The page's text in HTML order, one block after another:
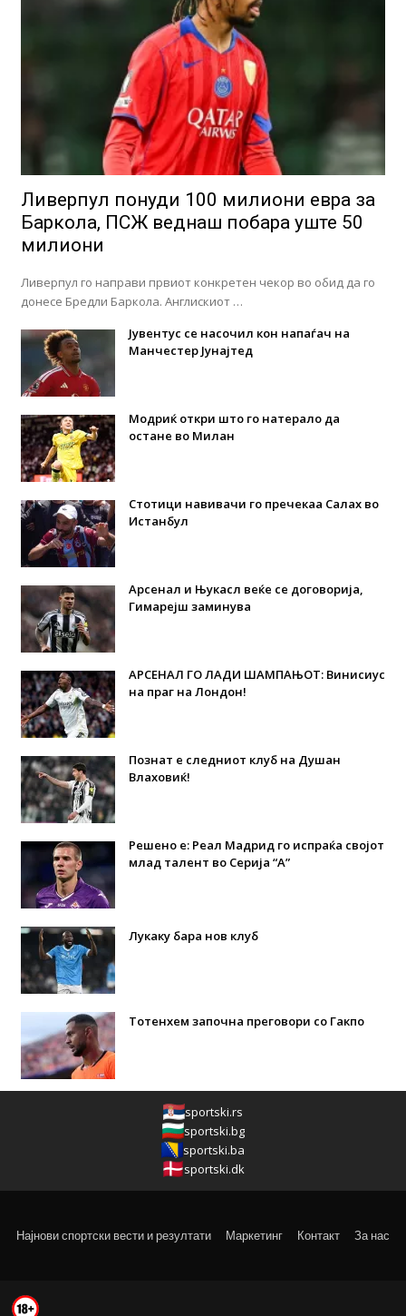
Ливерпул понуди 100 милиони евра за
Баркола, ПСЖ веднаш побара уште 50
милиони
Ливерпул го направи првиот конкретен чекор во обид да го
донесе Бредли Баркола. Англискиот …
Јувентус се насочил кон напаѓач на
Манчестер Јунајтед
Модриќ откри што го натерало да
остане во Милан
Стотици навивачи го пречекаа Салах во
Истанбул
Арсенал и Њукасл веќе се договорија,
Гимарејш заминува
АРСЕНАЛ ГО ЛАДИ ШАМПАЊОТ: Винисиус
на праг на Лондон!
Познат е следниот клуб на Душан
Влаховиќ!
Решено е: Реал Мадрид го испраќа својот
млад талент во Серија “А”
Лукаку бара нов клуб
Тотенхем започна преговори со Гакпо
sportski.rs
sportski.bg
sportski.ba
sportski.dk
Најнови спортски вести и резултати Маркетинг Контакт За нас